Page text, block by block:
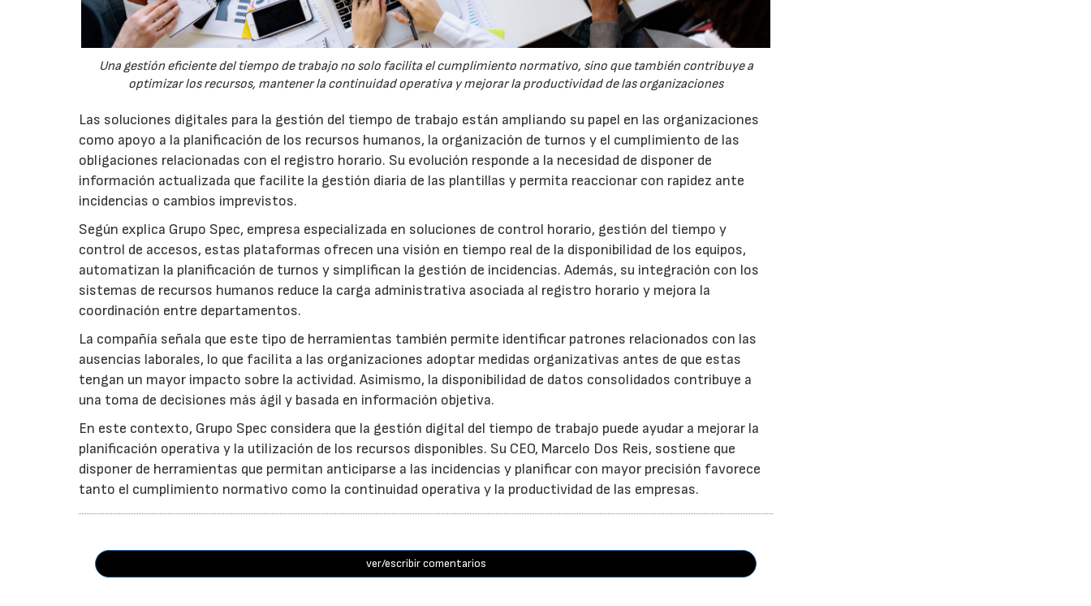
Una gestión eficiente del tiempo de trabajo no solo facilita el cumplimiento normativo, sino que también contribuye a
optimizar los recursos, mantener la continuidad operativa y mejorar la productividad de las organizaciones
Las soluciones digitales para la gestión del tiempo de trabajo están ampliando su papel en las organizaciones
como apoyo a la planificación de los recursos humanos, la organización de turnos y el cumplimiento de las
obligaciones relacionadas con el registro horario. Su evolución responde a la necesidad de disponer de
información actualizada que facilite la gestión diaria de las plantillas y permita reaccionar con rapidez ante
incidencias o cambios imprevistos.
Según explica Grupo Spec, empresa especializada en soluciones de control horario, gestión del tiempo y
control de accesos, estas plataformas ofrecen una visión en tiempo real de la disponibilidad de los equipos,
automatizan la planificación de turnos y simplifican la gestión de incidencias. Además, su integración con los
sistemas de recursos humanos reduce la carga administrativa asociada al registro horario y mejora la
coordinación entre departamentos.
La compañía señala que este tipo de herramientas también permite identificar patrones relacionados con las
ausencias laborales, lo que facilita a las organizaciones adoptar medidas organizativas antes de que estas
tengan un mayor impacto sobre la actividad. Asimismo, la disponibilidad de datos consolidados contribuye a
una toma de decisiones más ágil y basada en información objetiva.
En este contexto, Grupo Spec considera que la gestión digital del tiempo de trabajo puede ayudar a mejorar la
planificación operativa y la utilización de los recursos disponibles. Su CEO, Marcelo Dos Reis, sostiene que
disponer de herramientas que permitan anticiparse a las incidencias y planificar con mayor precisión favorece
tanto el cumplimiento normativo como la continuidad operativa y la productividad de las empresas.
ver/escribir comentarios